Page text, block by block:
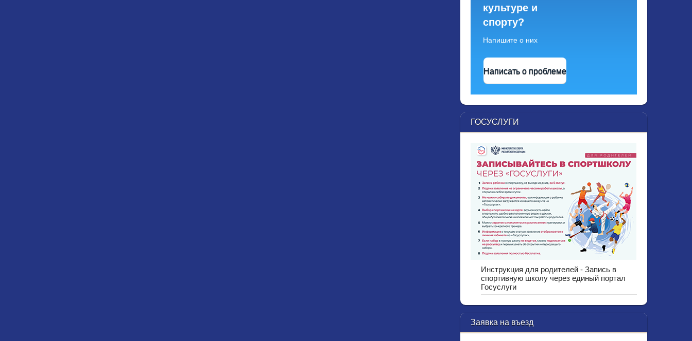
культуре и
спорту?
Напишите о них
Написать о проблеме
ГОСУСЛУГИ
Инструкция для родителей - Запись в
спортивную школу через единый портал
Госуслуги
Заявка на въезд